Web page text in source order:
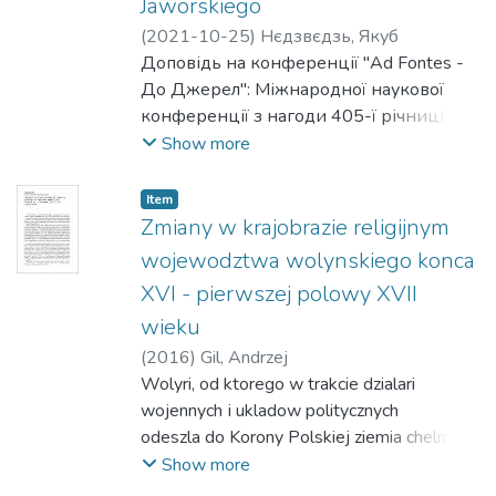
ресурс] / Джованна Броджі Беркофф //
"Ad Fontes - До Джерел": Міжнародна
наукова конференція з нагоди 405-ї
річниці заснування Києво-
Могилянської академії / Національний
університет "Києво-Могилянська
доступу: https://youtu.be/U3as69O9Tbo. -
Назва з екрану. – Дата публікації:
25.10.2021. – Дата перегляду:
28.12.2021.
Jaworskiego
(2021-10-25) Нєдзвєдзь, Якуб
Доповідь на конференції "Ad Fontes -
До Джерел": Міжнародної наукової
конференції з нагоди 405-ї річниці
заснування Києво-Могилянської
(Секція 2).
Нєдзвєдзь Я. Ukraiński encyklopedyzm w
XVII wieku: twórczość Łazarza Baranowicza i
Stefana Jaworskiego [електронний
ресурс] / Якуб Нєдзвєдзь // "Ad Fontes -
До Джерел": Міжнародна наукова
конференція з нагоди 405-ї річниці
заснування Києво-Могилянської
академії / Національний університет
"Києво-Могилянська академія". -
Електронні дані. - Режим доступу:
Show more
Item
Zmiany w krajobrazie religijnym
wojewodztwa wolynskiego konca
XVI - pierwszej polowy XVII
wieku
(2016) Gil, Andrzej
Wolyri, od ktorego w trakcie dzialari
wojennych і ukladow politycznych
odeszla do Korony Polskiej ziemia chelmska
(z Chelmem, Krasnymstawem,
Show more